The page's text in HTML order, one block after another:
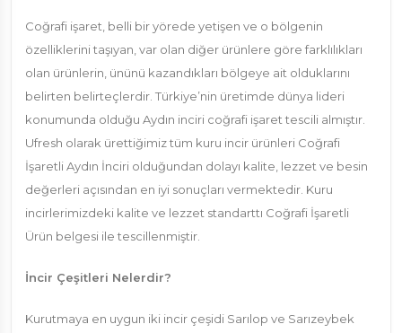
Coğrafi işaret, belli bir yörede yetişen ve o bölgenin
özelliklerini taşıyan, var olan diğer ürünlere göre farklılıkları
olan ürünlerin, ününü kazandıkları bölgeye ait olduklarını
belirten belirteçlerdir. Türkiye’nin üretimde dünya lideri
konumunda olduğu Aydın inciri coğrafi işaret tescili almıştır.
Ufresh olarak ürettiğimiz tüm kuru incir ürünleri Coğrafi
İşaretli Aydın İnciri olduğundan dolayı kalite, lezzet ve besin
değerleri açısından en iyi sonuçları vermektedir. Kuru
incirlerimizdeki kalite ve lezzet standarttı Coğrafi İşaretli
Ürün belgesi ile tescillenmiştir.
İncir Çeşitleri Nelerdir?
Kurutmaya en uygun iki incir çeşidi Sarılop ve Sarızeybek